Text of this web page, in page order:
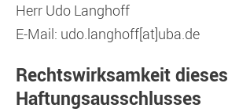
Herr Udo Langhoff
E-Mail: udo.langhoff[at]uba.de
Rechtswirksamkeit dieses
Haftungsausschlusses